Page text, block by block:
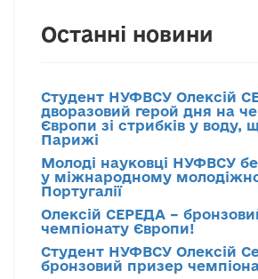
Останні новини
Студент НУФВСУ Олексій
дворазовий герой дня на
Європи зі стрибків у воду,
Парижі
Молоді науковці НУФВСУ
у міжнародному
Португалії
Олексій СЕРЕДА –
чемпіонату Європи!
Студент НУФВСУ Олексій
бронзовий призер